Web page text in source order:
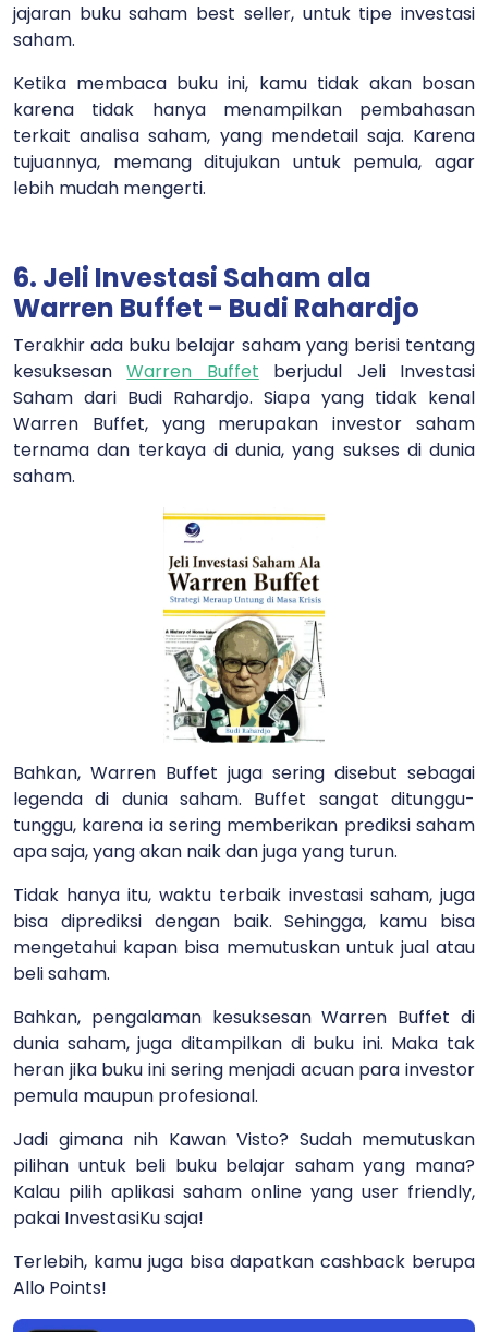
jajaran buku saham best seller, untuk tipe investasi
saham.
Ketika membaca buku ini, kamu tidak akan bosan
karena tidak hanya menampilkan pembahasan
terkait analisa saham, yang mendetail saja. Karena
tujuannya, memang ditujukan untuk pemula, agar
lebih mudah mengerti.
6. Jeli Investasi Saham ala
Warren Buffet - Budi Rahardjo
Terakhir ada buku belajar saham yang berisi tentang
kesuksesanWarren Buffet berjudul Jeli Investasi
Saham dari Budi Rahardjo. Siapa yang tidak kenal
Warren Buffet, yang merupakan investor saham
ternama dan terkaya di dunia, yang sukses di dunia
saham.
Bahkan, Warren Buffet juga sering disebut sebagai
legenda di dunia saham. Buffet sangat ditunggu-
tunggu, karena ia sering memberikan prediksi saham
apa saja, yang akan naik dan juga yang turun.
Tidak hanya itu, waktu terbaik investasi saham, juga
bisa diprediksi dengan baik. Sehingga, kamu bisa
mengetahui kapan bisa memutuskan untuk jual atau
beli saham.
Bahkan, pengalaman kesuksesan Warren Buffet di
dunia saham, juga ditampilkan di buku ini. Maka tak
heran jika buku ini sering menjadi acuan para investor
pemula maupun profesional.
Jadi gimana nih Kawan Visto? Sudah memutuskan
pilihan untuk beli buku belajar saham yang mana?
Kalau pilih aplikasi saham online yang user friendly,
pakai InvestasiKu saja!
Terlebih, kamu juga bisa dapatkan cashback berupa
Allo Points!